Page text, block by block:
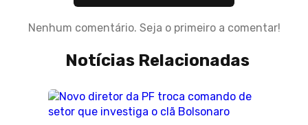
Nenhum comentário. Seja o primeiro a comentar!
Notícias Relacionadas